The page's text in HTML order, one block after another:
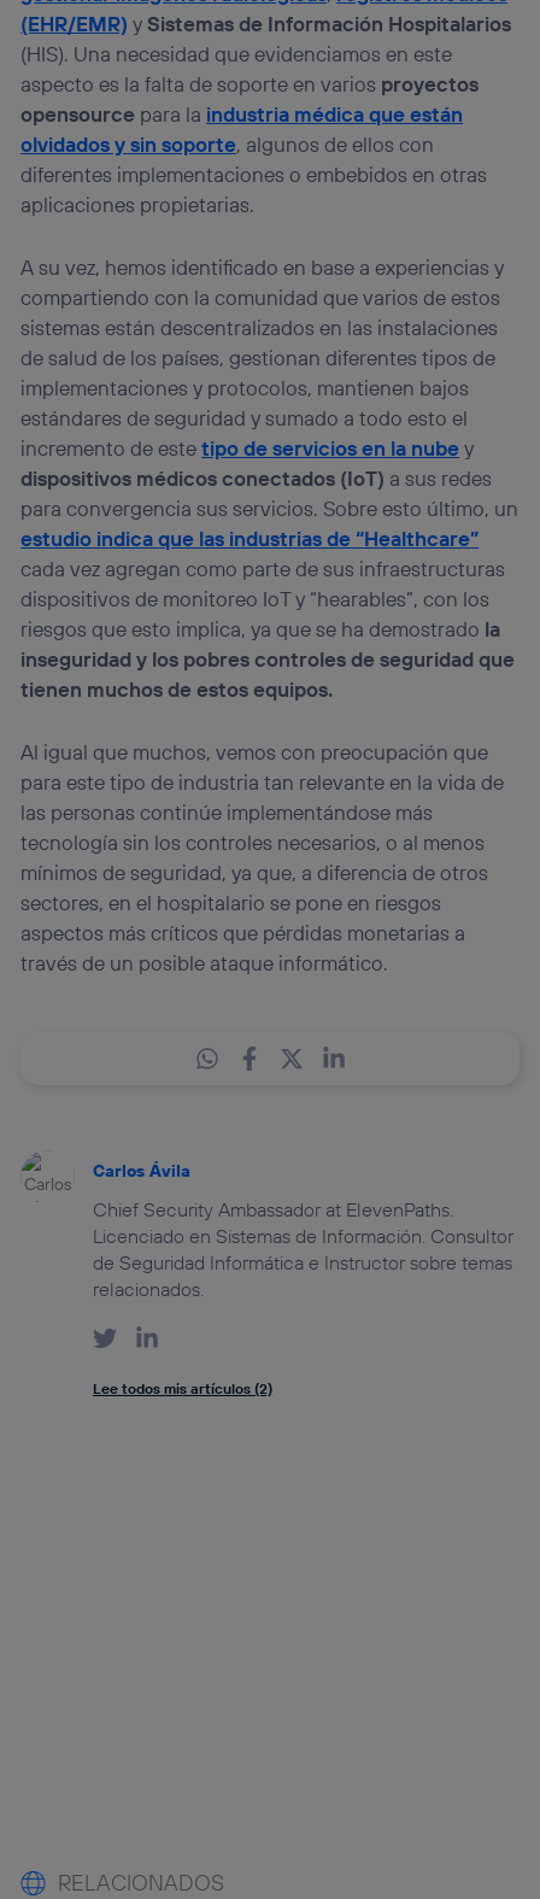
(EHR/EMR) ySistemas de Información Hospitalarios
(HIS). Una necesidad que evidenciamos en este
aspecto es la falta de soporte en varios proyectos
opensource para la industria médica que están
olvidados y sin soporte, algunos de ellos con
diferentes implementaciones o embebidos en otras
aplicaciones propietarias.
A su vez, hemos identificado en base a experiencias y
compartiendo con la comunidad que varios de estos
sistemas están descentralizados en las instalaciones
de salud de los países, gestionan diferentes tipos de
implementaciones y protocolos, mantienen bajos
estándares de seguridad y sumado a todo esto el
incremento de estetipo de servicios en la nubey
dispositivos médicos conectados (IoT) a sus redes
para convergencia sus servicios. Sobre esto último, un
estudio indica que las industrias de “Healthcare”
cada vez agregan como parte de sus infraestructuras
dispositivos de monitoreo IoT y “hearables”, con los
riesgos que esto implica, ya que se ha demostrado la
inseguridad y los pobres controles de seguridad que
tienen muchos de estos equipos.
Al igual que muchos, vemos con preocupación que
para este tipo de industria tan relevante en la vida de
las personas continúe implementándose más
tecnología sin los controles necesarios, o al menos
mínimos de seguridad, ya que, a diferencia de otros
sectores, en el hospitalario se pone en riesgos
aspectos más críticos que pérdidas monetarias a
través de un posible ataque informático.
Carlos Ávila
Chief Security Ambassador at ElevenPaths.
Licenciado en Sistemas de Información. Consultor
de Seguridad Informática e Instructor sobre temas
relacionados.
Lee todos mis artículos (2)
RELACIONADOS